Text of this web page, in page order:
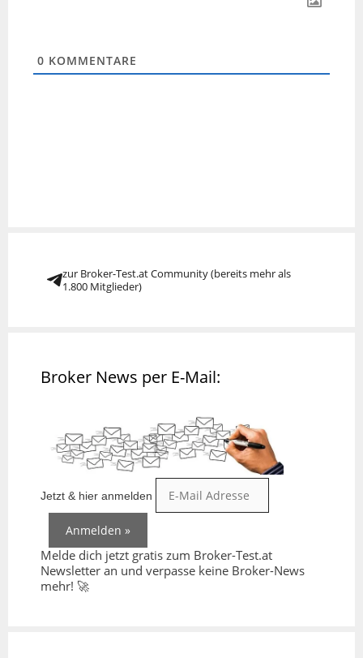
0 KOMMENTARE
zur Broker-Test.at Community (bereits mehr als
1.800 Mitglieder)
Broker News per E-Mail:
Jetzt & hier anmelden
Melde dich jetzt gratis zum Broker-Test.at
Newsletter an und verpasse keine Broker-News
mehr! 🚀